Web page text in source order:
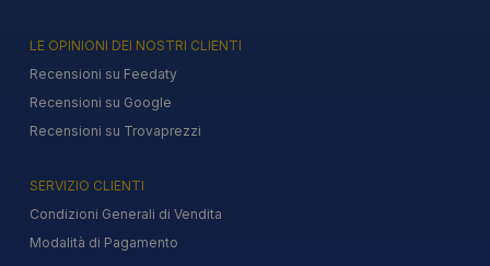
LE OPINIONI DEI NOSTRI CLIENTI
Recensioni su Feedaty
Recensioni su Google
Recensioni su Trovaprezzi
SERVIZIO CLIENTI
Condizioni Generali di Vendita
Modalità di Pagamento